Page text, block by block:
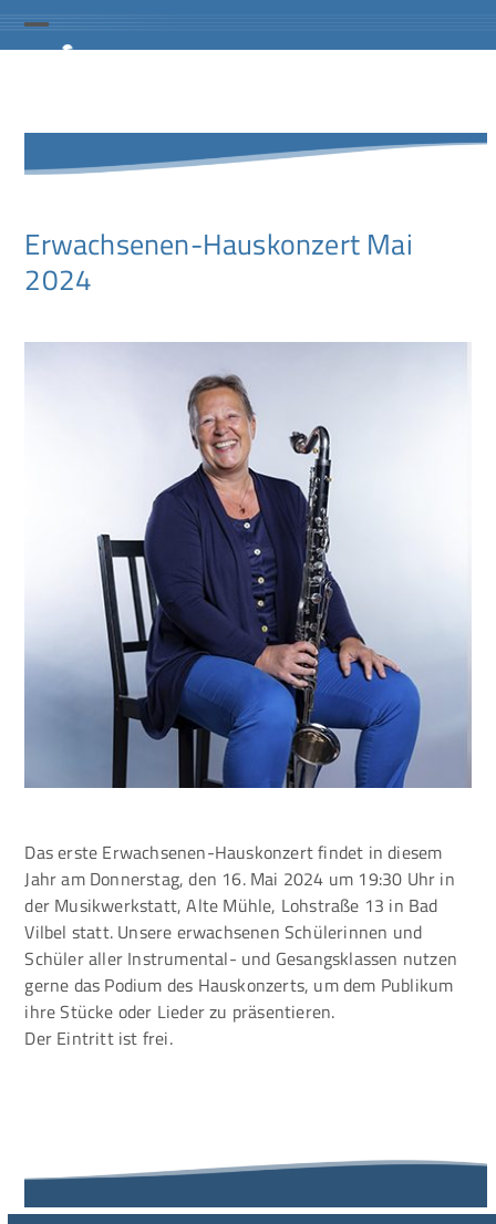
Skip
Open
Close
Erwachsenen-Hauskonzert Mai
2024
Das erste Erwachsenen-Hauskonzert findet in diesem
Jahr am Donnerstag, den 16. Mai 2024 um 19:30 Uhr in
der Musikwerkstatt, Alte Mühle, Lohstraße 13 in Bad
Vilbel statt. Unsere erwachsenen Schülerinnen und
Schüler aller Instrumental- und Gesangsklassen nutzen
gerne das Podium des Hauskonzerts, um dem Publikum
ihre Stücke oder Lieder zu präsentieren.
Der Eintritt ist frei.